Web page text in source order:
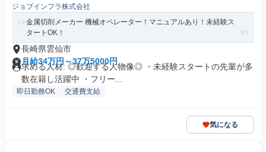
ジョブインフラ株式会社
金属切削メーカー 機械オペレーター！マニュアルあり！未経験ス
タートOK！
長崎県雲仙市
月給34万円～37万5000円
求める人材: ◎歓迎する人物像◎ ・未経験スタートの先輩が多
数在籍し活躍中 ・フリー...
即日勤務OK 交通費支給
気になる